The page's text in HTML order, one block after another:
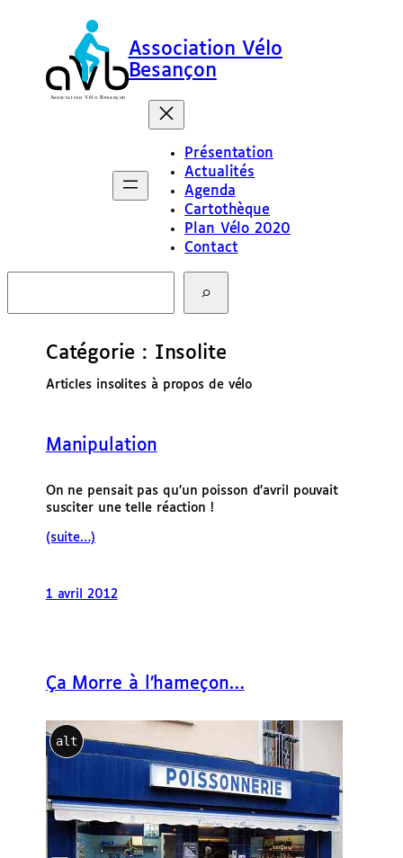
Association Vélo
Besançon
Présentation
Actualités
Agenda
Cartothèque
Plan Vélo 2020
Contact
c
Catégorie : Insolite
Articles insolites à propos de vélo
Manipulation
On ne pensait pas qu’un poisson d’avril pouvait
susciter une telle réaction !
(suite…)
1 avril 2012
Ça Morre à l’hameçon…
alt